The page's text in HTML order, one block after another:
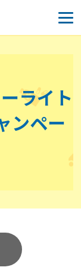
ライト
ンペー